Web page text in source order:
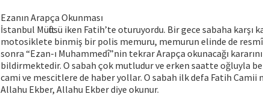
Ezanın Arapça Okunması
İstanbul Müftüsü iken Fatih’te oturuyordu. Bir gece sabaha karşı
motosiklete binmiş bir polis memuru, memurun elinde de resmî
sonra “Ezan-ı Muhammedî”nin tekrar Arapça okunacağı
bildirmektedir. O sabah çok mutludur ve erken saatte oğluyla
cami ve mescitlere de haber yollar. O sabah ilk defa Fatih Camii
Allahu Ekber, Allahu Ekber diye okunur.